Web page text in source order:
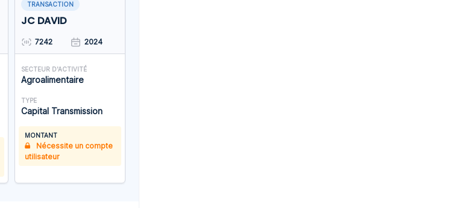
TRANSACTION
JC DAVID
7242 2024
SECTEUR D'ACTIVITÉ
Agroalimentaire
TYPE
Capital Transmission
MONTANT
Nécessite un compte
utilisateur